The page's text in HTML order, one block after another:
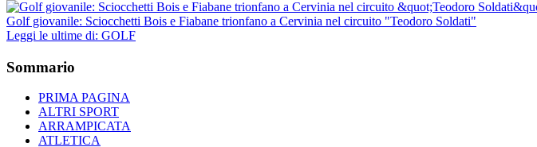
Golf giovanile: Sciocchetti Bois e Fiabane trionfano a Cervinia nel circuito "Teodoro Soldati"
Leggi le ultime di: GOLF
Sommario
PRIMA PAGINA
ALTRI SPORT
ARRAMPICATA
ATLETICA